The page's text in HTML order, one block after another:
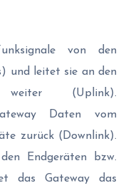
von den
und leitet sie an den
weiter (Uplink).
Daten vom
zurück (Downlink).
Endgeräten bzw.
das Gateway das